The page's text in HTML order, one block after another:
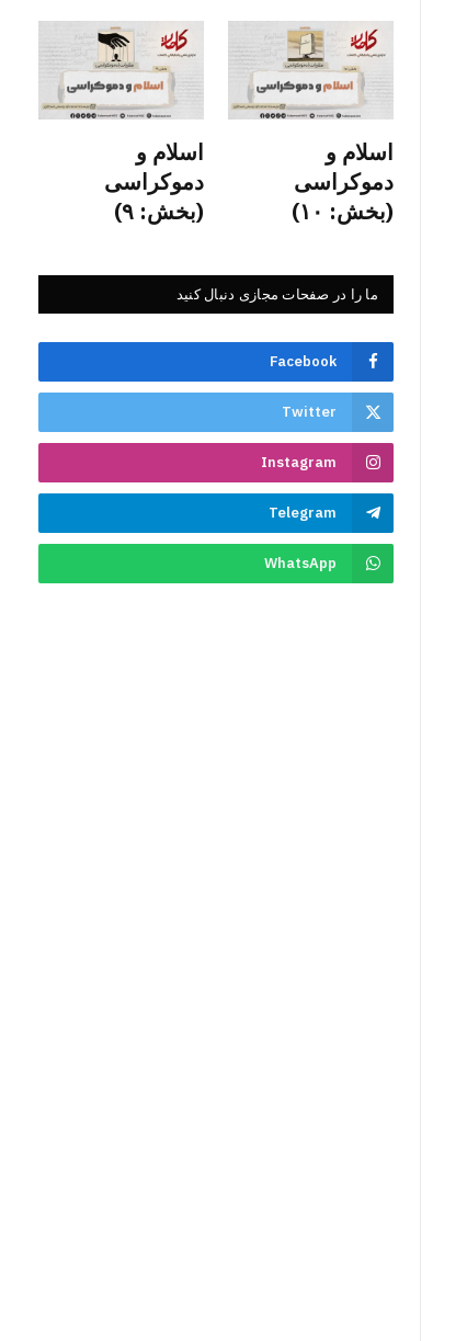
اسلام و
دموکراسی
(بخش: ۱۰)
اسلام و
دموکراسی
(بخش: ۹)
ما را در صفحات مجازی دنبال کنید
Facebook
Twitter
Instagram
Telegram
WhatsApp